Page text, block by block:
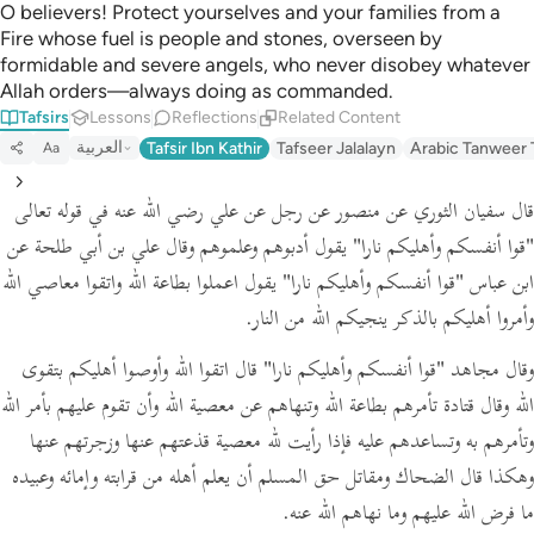
O believers! Protect yourselves and your families from a
Fire whose fuel is people and stones, overseen by
formidable and severe angels, who never disobey whatever
Allah orders—always doing as commanded.
Tafsirs Lessons Reflections Related Content
Aa العربية Tafsir Ibn Kathir Tafseer Jalalayn Arabic Tanweer
قال سفيان الثوري عن منصور عن رجل عن علي رضي الله عنه في قوله تعالى
"قوا أنفسكم وأهليكم نارا" يقول أدبوهم وعلموهم وقال علي بن أبي طلحة عن
ابن عباس "قوا أنفسكم وأهليكم نارا" يقول اعملوا بطاعة الله واتقوا معاصي الله
وأمروا أهليكم بالذكر ينجيكم الله من النار.
وقال مجاهد "قوا أنفسكم وأهليكم نارا" قال اتقوا الله وأوصوا أهليكم بتقوى
الله وقال قتادة تأمرهم بطاعة الله وتنهاهم عن معصية الله وأن تقوم عليهم بأمر الله
وتأمرهم به وتساعدهم عليه فإذا رأيت لله معصية قذعتهم عنها وزجرتهم عنها
وهكذا قال الضحاك ومقاتل حق المسلم أن يعلم أهله من قرابته وإمائه وعبيده
ما فرض الله عليهم وما نهاهم الله عنه.